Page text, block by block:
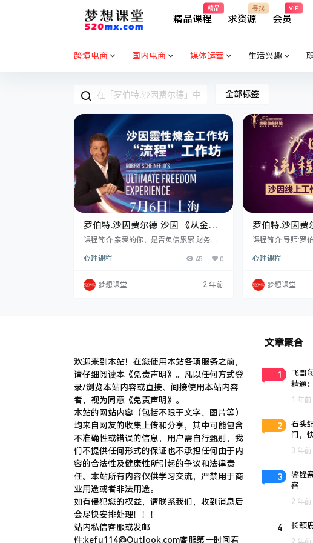
精品课程
精品
求资源
寻找
会员
VIP
跨境电商 国内电商 媒体运营 生活兴趣
全部标签
罗伯特.沙因费尔德 沙因 《从金钱
游戏中彻底解脱》现场课录音
课程简介 亲爱的你，是否负债累累 财务上
或想要维系自己的成功， 我他利络到#带典
“是”，那么说明你正处于金钱游戏当中，并
承受着它所带来的不良后果。即使你的利润
心理课程 45 0
梦想课堂 2 年前
罗伯特.沙因费
上工作坊20讲
课程简介 导师:罗
以来我们都被四个
时，事情究竟是如
答案，塑造和影
心理课程
梦想课堂
欢迎来到本站！在您使用本站各项服务之前，
请仔细阅读本《免责声明》。凡以任何方式登
录/浏览本站内容或直接、间接使用本站内容
者，视为同意《免责声明》。
本站的网站内容（包括不限于文字、图片等）
均来自网友的收集上传和分享，其中可能包含
不准确性或错误的信息，用户需自行甄别，我
们不提供任何形式的保证也不承担任何由于内
容的合法性及健康性所引起的争议和法律责
任。本站所有内容仅供学习交流，严禁用于商
业用途或者非法用途。
​如有侵犯您的权益，请联系我们，收到消息后
会尽快安排处理！！！
站内私信客服或发邮
件:kefu114@Outlook.com客服第一时间看
文章聚合
1
飞哥
精通
1 年前
2
石头
门，
3 年前
3
鉴锋
客
2 年前
4 长颈